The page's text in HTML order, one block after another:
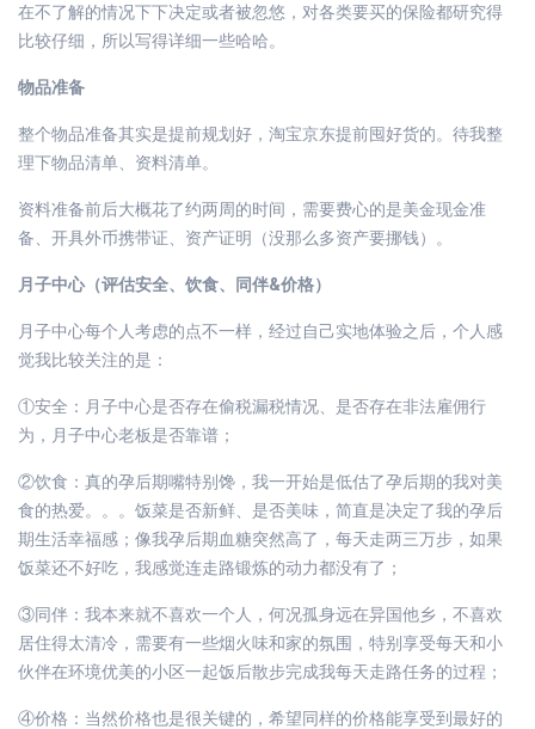
在不了解的情况下下决定或者被忽悠，对各类要买的保险都研究得
比较仔细，所以写得详细一些哈哈。
物品准备
整个物品准备其实是提前规划好，淘宝京东提前囤好货的。待我整
理下物品清单、资料清单。
资料准备前后大概花了约两周的时间，需要费心的是美金现金准
备、开具外币携带证、资产证明（没那么多资产要挪钱）。
月子中心（评估安全、饮食、同伴&价格）
月子中心每个人考虑的点不一样，经过自己实地体验之后，个人感
觉我比较关注的是：
①安全：月子中心是否存在偷税漏税情况、是否存在非法雇佣行
为，月子中心老板是否靠谱；
②饮食：真的孕后期嘴特别馋，我一开始是低估了孕后期的我对美
食的热爱。。。饭菜是否新鲜、是否美味，简直是决定了我的孕后
期生活幸福感；像我孕后期血糖突然高了，每天走两三万步，如果
饭菜还不好吃，我感觉连走路锻炼的动力都没有了；
③同伴：我本来就不喜欢一个人，何况孤身远在异国他乡，不喜欢
居住得太清冷，需要有一些烟火味和家的氛围，特别享受每天和小
伙伴在环境优美的小区一起饭后散步完成我每天走路任务的过程；
④价格：当然价格也是很关键的，希望同样的价格能享受到最好的